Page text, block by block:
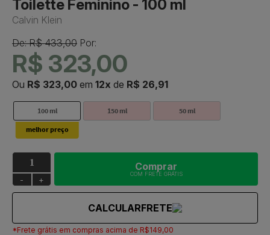
Toilette Feminino - 100 ml
Calvin Klein
De: R$ 433,00 Por:
R$ 323,00
Ou R$ 323,00 em 12x de R$ 26,91
100 ml 150 ml 50 ml
- +
Comprar
COM FRETE GRÁTIS
CALCULARFRETE
*Frete grátis em compras acima de R$149,00